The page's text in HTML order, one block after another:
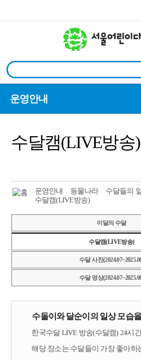
운영안내
수달캠(LIVE방송)
운영안내 동물나라
수달들의
수달캠(LIVE방송)
이달의 수달
수달캠(LIVE방송)
수달 사진
수달 영상
수돌이와 달순이의 일상 모습
한국수달 LIVE 방송(수달캠) 24시
해당 장소는 수달들이 가장 좋아하